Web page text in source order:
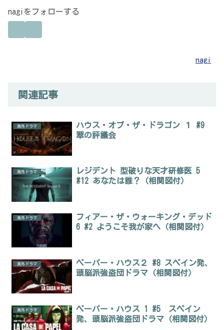
nagiをフォローする
nagi
関連記事
海外ドラマ
ハウス・オブ・ザ・ドラゴン １ #9
翠の評議会
海外ドラマ
レジデント 型破りな天才研修医 5
#12 あなたは誰？（相関図付）
海外ドラマ
フィアー・ザ・ウォーキング・デッド
6 #2 ようこそ我が家へ（相関図付）
海外ドラマ
ペーパー・ハウス２ #8 スペイン発、
頭脳派強盗団ドラマ（相関図付）
海外ドラマ
ペーパー・ハウス 1 #5 スペイン
発、頭脳派強盗団ドラマ（相関図付）